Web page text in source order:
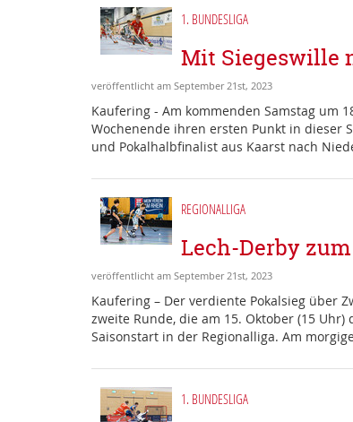
1. BUNDESLIGA
Mit Siegeswille
veröffentlicht am September 21st, 2023
Kaufering - Am kommenden Samstag um
Wochenende ihren ersten Punkt in dieser
und Pokalhalbfinalist aus Kaarst nach
REGIONALLIGA
Lech-Derby
veröffentlicht am September 21st, 2023
Kaufering – Der verdiente Pokalsieg über
zweite Runde, die am 15. Oktober (15
Saisonstart in der Regionalliga. Am
1. BUNDESLIGA